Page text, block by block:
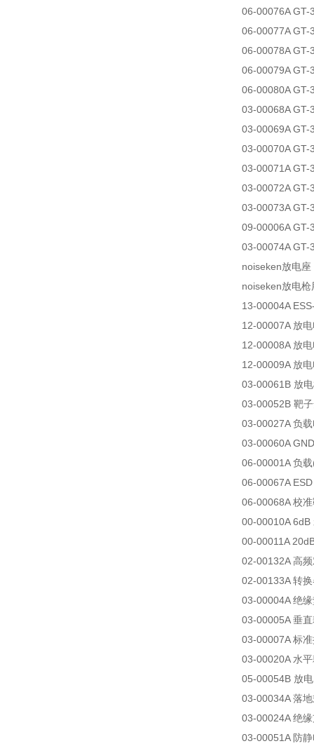
06-00076A GT-
06-00077A
06-00078A
06-00079A GT-
06-00080A
03-00068A GT-
03-00069A GT-
03-00070A GT-
03-00071A GT-
03-00072A GT-
03-00073A GT-
09-00006A GT-
03-00074A GT-
noiseken放电座
noiseken放电
13-00004A
12-00007A 放
12-00008A 放
12-00009A 放
03-00061B 放
03-00052B 靶
03-00027A 负
03-00060A
06-00001A 负
06-00067A
06-00068A 校
00-00010A 6dB
00-00011A
02-00132A 高
02-00133A 转
03-00004A 绝
03-00005A 垂
03-00007A 标
03-00020A 水
05-00054B 放
03-00034A 落
03-00024A 绝
03-00051A 防